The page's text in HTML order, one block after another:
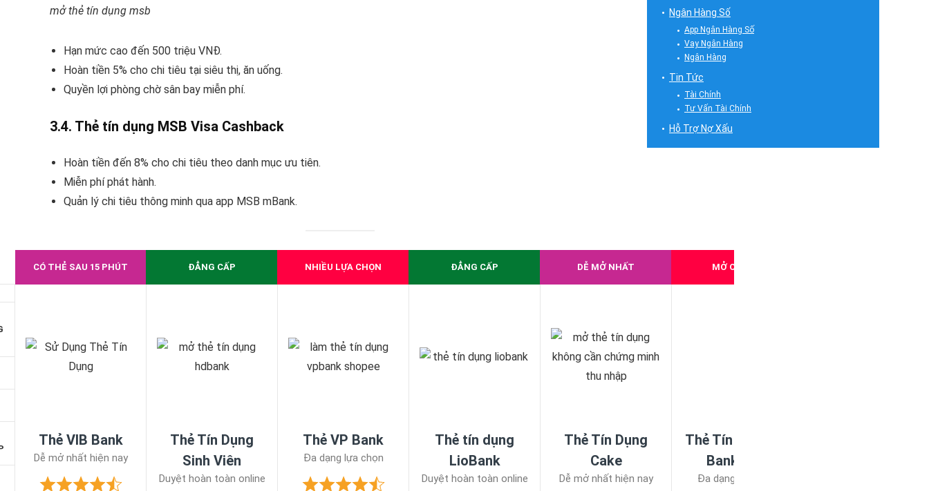
mở thẻ tín dụng msb
Hạn mức cao đến 500 triệu VNĐ.
Hoàn tiền 5% cho chi tiêu tại siêu thị, ăn uống.
Quyền lợi phòng chờ sân bay miễn phí.
3.4. Thẻ tín dụng MSB Visa Cashback
Hoàn tiền đến 8% cho chi tiêu theo danh mục ưu tiên.
Miễn phí phát hành.
Quản lý chi tiêu thông minh qua app MSB mBank.
CÓ THẺ SAU 15 PHÚT
Thẻ VIB Bank
Dễ mở nhất hiện nay
ĐẲNG CẤP
Thẻ Tín Dụng
Sinh Viên
Duyệt hoàn toàn online
NHIỀU LỰA CHỌN
Thẻ VP Bank
Đa dạng lựa chọn
ĐẲNG CẤP
Thẻ tín dụng
LioBank
Duyệt hoàn toàn online
DỄ MỞ NHẤT
Thẻ Tín Dụng
Cake
Dễ mở nhất hiện nay
MỞ ONLINE
Thẻ Tín Dụng TP
Bank EVO
Đa dạng lựa chọn
Ngân Hàng Số
App Ngân Hàng Số
Vay Ngân Hàng
Ngân Hàng
Tin Tức
Tài Chính
Tư Vấn Tài Chính
Hỗ Trợ Nợ Xấu